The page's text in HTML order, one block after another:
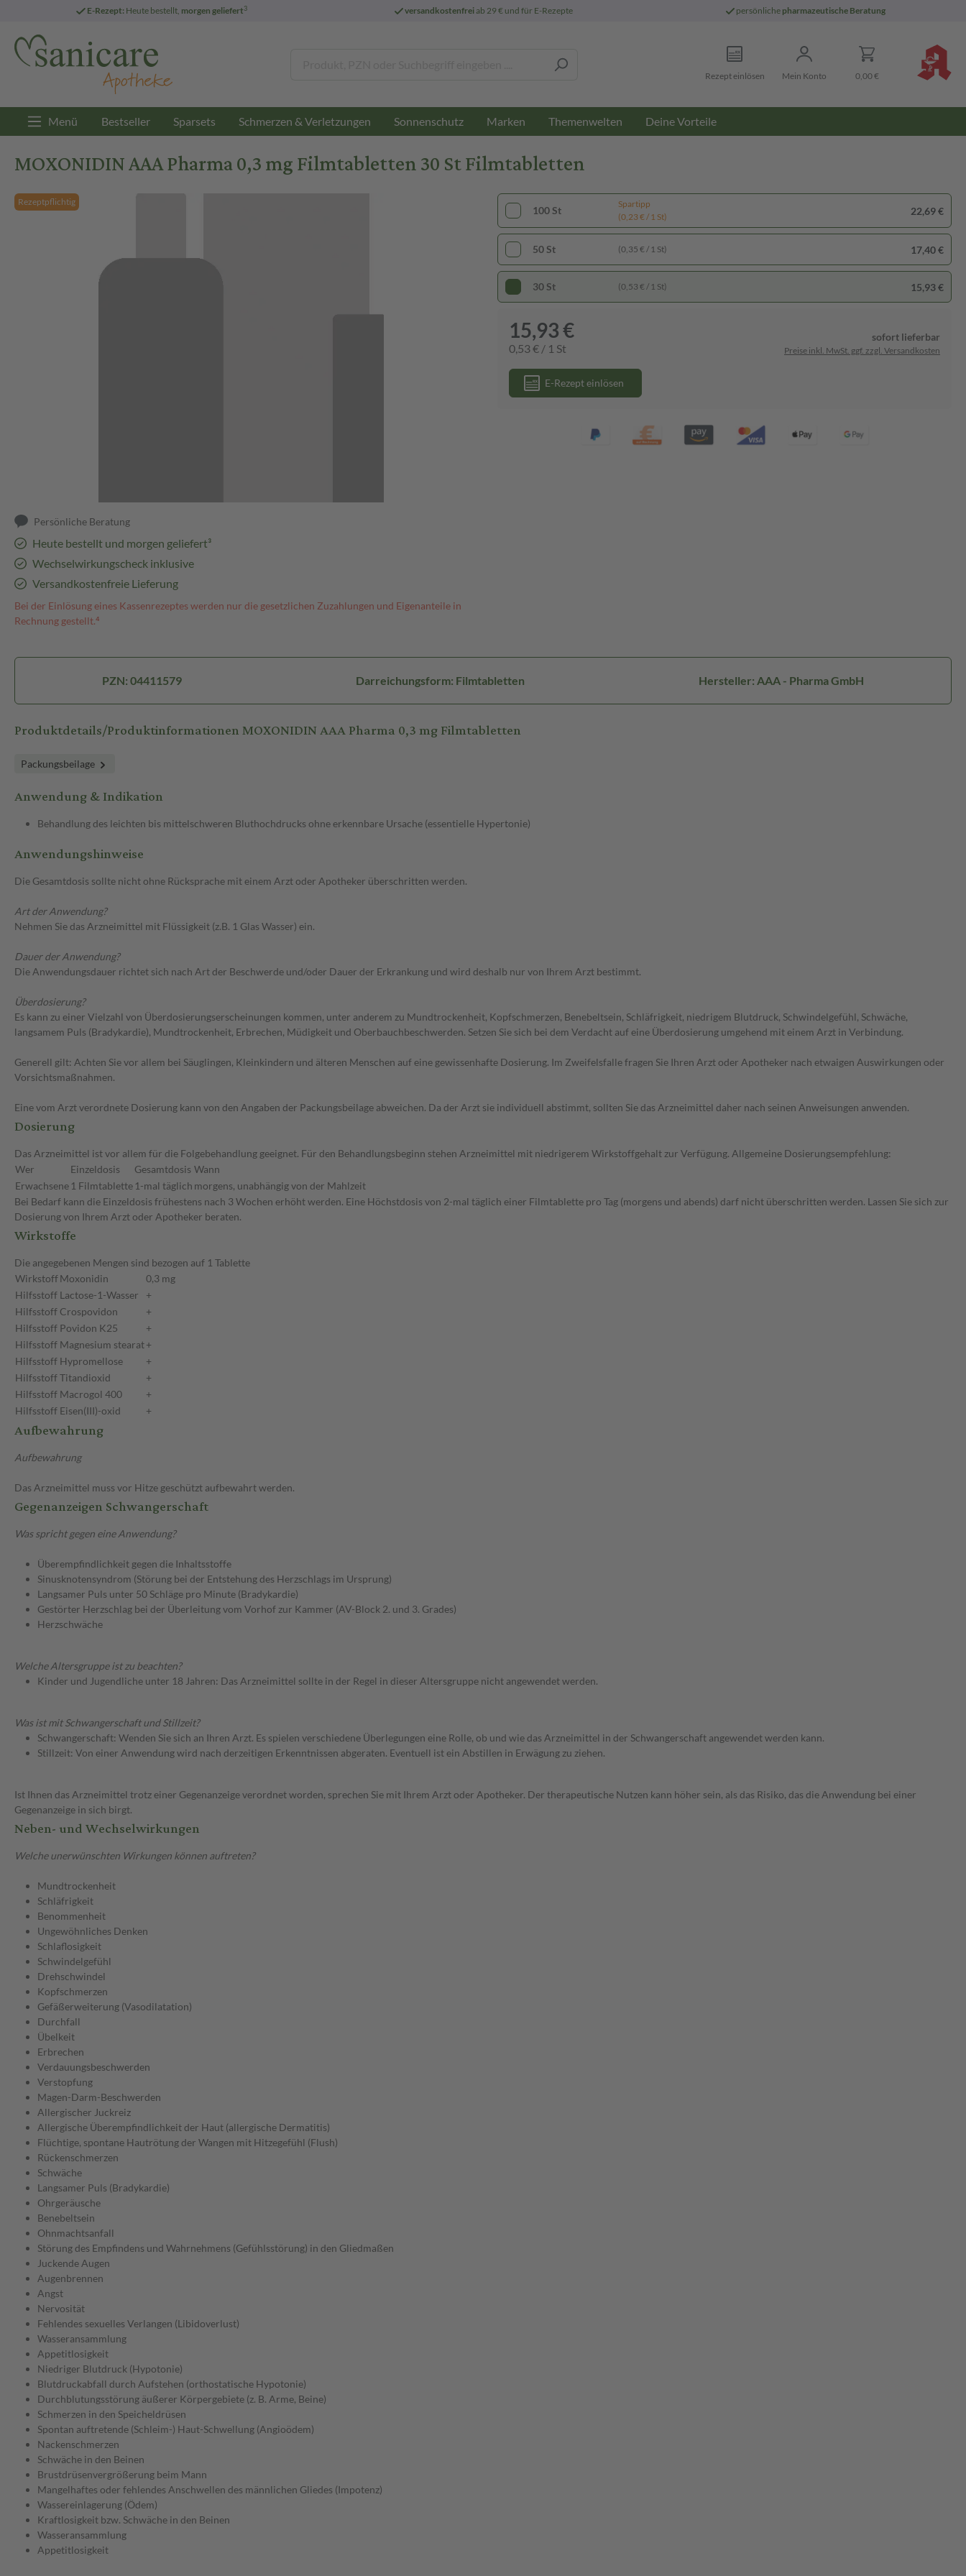
E-Rezept: Heute bestellt, morgen geliefert3 versandkostenfreiab 29 € und für E-Rezepte persönliche pharmazeutische Beratung
Rezept einlösen Mein Konto 0,00 €
Menü Bestseller Sparsets Schmerzen & Verletzungen Sonnenschutz Marken Themenwelten Deine Vorteile
MOXONIDIN AAA Pharma 0,3 mg Filmtabletten 30 St Filmtabletten
Rezeptpflichtig
Persönliche Beratung
Heute bestellt und morgen geliefert³
Wechselwirkungscheck inklusive
Versandkostenfreie Lieferung
Bei der Einlösung eines Kassenrezeptes werden nur die gesetzlichen Zuzahlungen und Eigenanteile in
Rechnung gestellt.⁴
100 St
Spartipp
(0,23 € / 1 St)
22,69 €
50 St (0,35 € / 1 St) 17,40 €
30 St (0,53 € / 1 St) 15,93 €
15,93 €
0,53 € / 1 St
sofort lieferbar
Preise inkl. MwSt. ggf. zzgl. Versandkosten
E-Rezept einlösen
PZN: 04411579 Darreichungsform: Filmtabletten Hersteller: AAA - Pharma GmbH
Produktdetails/Produktinformationen MOXONIDIN AAA Pharma 0,3 mg Filmtabletten
Packungsbeilage
Anwendung & Indikation
Behandlung des leichten bis mittelschweren Bluthochdrucks ohne erkennbare Ursache (essentielle Hypertonie)
Anwendungshinweise
Die Gesamtdosis sollte nicht ohne Rücksprache mit einem Arzt oder Apotheker überschritten werden.
Art der Anwendung?
Nehmen Sie das Arzneimittel mit Flüssigkeit (z.B. 1 Glas Wasser) ein.
Dauer der Anwendung?
Die Anwendungsdauer richtet sich nach Art der Beschwerde und/oder Dauer der Erkrankung und wird deshalb nur von Ihrem Arzt bestimmt.
Überdosierung?
Es kann zu einer Vielzahl von Überdosierungserscheinungen kommen, unter anderem zu Mundtrockenheit, Kopfschmerzen, Benebeltsein, Schläfrigkeit, niedrigem Blutdruck, Schwindelgefühl, Schwäche,
langsamem Puls (Bradykardie), Mundtrockenheit, Erbrechen, Müdigkeit und Oberbauchbeschwerden. Setzen Sie sich bei dem Verdacht auf eine Überdosierung umgehend mit einem Arzt in Verbindung.
Generell gilt: Achten Sie vor allem bei Säuglingen, Kleinkindern und älteren Menschen auf eine gewissenhafte Dosierung. Im Zweifelsfalle fragen Sie Ihren Arzt oder Apotheker nach etwaigen Auswirkungen oder
Vorsichtsmaßnahmen.
Eine vom Arzt verordnete Dosierung kann von den Angaben der Packungsbeilage abweichen. Da der Arzt sie individuell abstimmt, sollten Sie das Arzneimittel daher nach seinen Anweisungen anwenden.
Dosierung
Das Arzneimittel ist vor allem für die Folgebehandlung geeignet. Für den Behandlungsbeginn stehen Arzneimittel mit niedrigerem Wirkstoffgehalt zur Verfügung. Allgemeine Dosierungsempfehlung:
Wer
Einzeldosis Gesamtdosis Wann
Erwachsene 1 Filmtablette 1-mal täglich morgens, unabhängig von der Mahlzeit
Bei Bedarf kann die Einzeldosis frühestens nach 3 Wochen erhöht werden. Eine Höchstdosis von 2-mal täglich einer Filmtablette pro Tag (morgens und abends) darf nicht überschritten werden. Lassen Sie sich zur
Dosierung von Ihrem Arzt oder Apotheker beraten.
Wirkstoffe
Die angegebenen Mengen sind bezogen auf 1 Tablette
WirkstoffMoxonidin
0,3 mg
Hilfsstoff Lactose-1-Wasser
+
Hilfsstoff Crospovidon
+
Hilfsstoff Povidon K25
+
Hilfsstoff Magnesium stearat+
Hilfsstoff Hypromellose
+
HilfsstoffTitandioxid
+
Hilfsstoff Macrogol 400
+
Hilfsstoff Eisen(III)-oxid +
Aufbewahrung
Aufbewahrung
Das Arzneimittel muss vor Hitze geschützt aufbewahrt werden.
Gegenanzeigen Schwangerschaft
Was spricht gegen eine Anwendung?
Überempfindlichkeit gegen die Inhaltsstoffe
Sinusknotensyndrom (Störung bei der Entstehung des Herzschlags im Ursprung)
Langsamer Puls unter 50 Schläge pro Minute (Bradykardie)
Gestörter Herzschlag bei der Überleitung vom Vorhof zur Kammer (AV-Block 2. und 3. Grades)
Herzschwäche
Welche Altersgruppe ist zu beachten?
Kinder und Jugendliche unter 18 Jahren: Das Arzneimittel sollte in der Regel in dieser Altersgruppe nicht angewendet werden.
Was ist mit Schwangerschaft und Stillzeit?
Schwangerschaft: Wenden Sie sich an Ihren Arzt. Es spielen verschiedene Überlegungen eine Rolle, ob und wie das Arzneimittel in der Schwangerschaft angewendet werden kann.
Stillzeit: Von einer Anwendung wird nach derzeitigen Erkenntnissen abgeraten. Eventuell ist ein Abstillen in Erwägung zu ziehen.
Ist Ihnen das Arzneimittel trotz einer Gegenanzeige verordnet worden, sprechen Sie mit Ihrem Arzt oder Apotheker. Der therapeutische Nutzen kann höher sein, als das Risiko, das die Anwendung bei einer
Gegenanzeige in sich birgt.
Neben- und Wechselwirkungen
Welche unerwünschten Wirkungen können auftreten?
Mundtrockenheit
Schläfrigkeit
Benommenheit
Ungewöhnliches Denken
Schlaflosigkeit
Schwindelgefühl
Drehschwindel
Kopfschmerzen
Gefäßerweiterung (Vasodilatation)
Durchfall
Übelkeit
Erbrechen
Verdauungsbeschwerden
Verstopfung
Magen-Darm-Beschwerden
Allergischer Juckreiz
Allergische Überempfindlichkeit der Haut (allergische Dermatitis)
Flüchtige, spontane Hautrötung der Wangen mit Hitzegefühl (Flush)
Rückenschmerzen
Schwäche
Langsamer Puls (Bradykardie)
Ohrgeräusche
Benebeltsein
Ohnmachtsanfall
Störung des Empfindens und Wahrnehmens (Gefühlsstörung) in den Gliedmaßen
Juckende Augen
Augenbrennen
Angst
Nervosität
Fehlendes sexuelles Verlangen (Libidoverlust)
Wasseransammlung
Appetitlosigkeit
Niedriger Blutdruck (Hypotonie)
Blutdruckabfall durch Aufstehen (orthostatische Hypotonie)
Durchblutungsstörung äußerer Körpergebiete (z. B. Arme, Beine)
Schmerzen in den Speicheldrüsen
Spontan auftretende (Schleim-) Haut-Schwellung (Angioödem)
Nackenschmerzen
Schwäche in den Beinen
Brustdrüsenvergrößerung beim Mann
Mangelhaftes oder fehlendes Anschwellen des männlichen Gliedes (Impotenz)
Wassereinlagerung (Ödem)
Kraftlosigkeit bzw. Schwäche in den Beinen
Wasseransammlung
Appetitlosigkeit